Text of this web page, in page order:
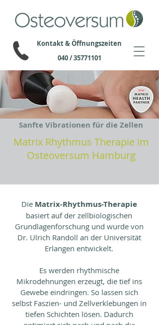
040 / 35771101
Kontakt & Öffnungszeiten
Die Matrix-Rhythmus-
Sanfte Vibrationen für die Zellen
Matrix Rhythmus Therapie im
Osteoversum Hamburg
Die Matrix-Rhythmus-Therapie
basiert auf der zellbiologischen
Grundlagenforschung und wurde von
Dr. Ulrich Randoll an der Universität
Erlangen entwickelt.
Es werden rhythmische
Mikrodehnungen erzeugt, die tief ins
Gewebe eindringen. So lassen sich
selbst Faszien- und Zellverklebungen in
tiefen Schichten lösen. Dadurch